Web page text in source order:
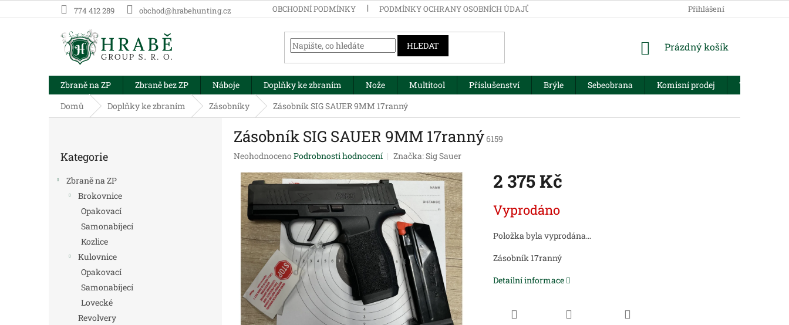
na
774 412 289 obchod@hrabehunting.cz OBCHODNÍ PODMÍNKY PODMÍNKY OCHRANY OSOBNÍCH ÚDAJŮ Přihlášení
HLEDAT
NÁKUPNÍ
Prázdný košík
Zbraně na ZP Zbraně bez ZP Náboje Doplňky ke zbraním Nože Multitool Příslušenství Brýle Sebeobrana Komisní prodej
Trezory
Domů
Doplňky ke zbraním Zásobníky Zásobník SIG SAUER 9MM 17ranný
kategorie
Kategorie
Zbraně na ZP
Brokovnice
Opakovací
Samonabíjecí
Kozlice
Kulovnice
Opakovací
Samonabíjecí
Lovecké
Revolvery
Zásobník SIG SAUER 9MM 17ranný6159
Průměrné
produktu
0,0
hvězdiček.
Neohodnoceno Podrobnosti hodnocení Značka:Sig Sauer
2 375 Kč
cena:
Vyprodáno
Položka byla vyprodána…
Zásobník 17ranný
Detailní informace